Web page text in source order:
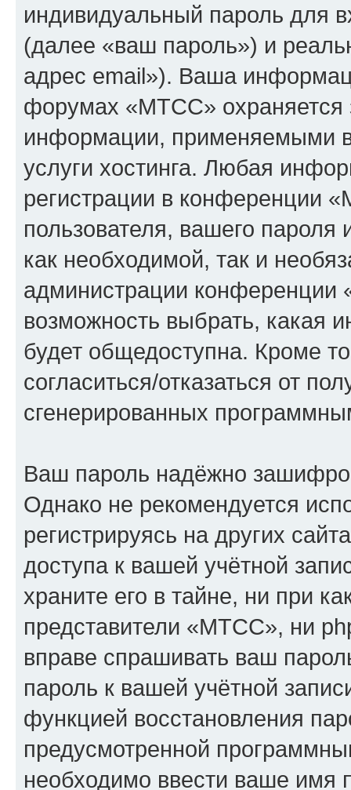
индивидуальный пароль для
(далее «ваш пароль») и
адрес email»). Ваша
форумах «МТСС» охраняется
информации, применяемыми
услуги хостинга. Любая
регистрации в конференции
пользователя, вашего
как необходимой, так и
администрации
возможность выбрать, какая
будет общедоступна. Кроме
согласиться/отказаться от
сгенерированных
Ваш пароль надёжно
Однако не рекомендуется
регистрируясь на других
доступа к вашей учётной
храните его в тайне, ни при
представители «МТСС», ни
вправе спрашивать ваш
пароль к вашей учётной
функцией восстановления
предусмотренной
необходимо ввести ваше имя